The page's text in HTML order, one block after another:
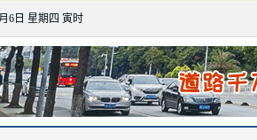
6日 星期四 寅时